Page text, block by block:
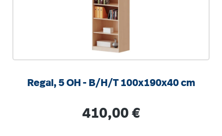
Regal, 5 OH - B/H/T 100x190x40 cm
Regulärer Preis:
410,00 €